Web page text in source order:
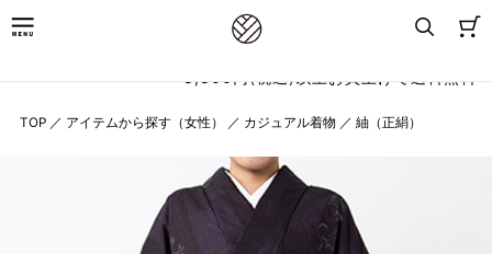
TOP ／ アイテムから探す（女性） ／ カジュアル着物 ／ 紬（正絹）